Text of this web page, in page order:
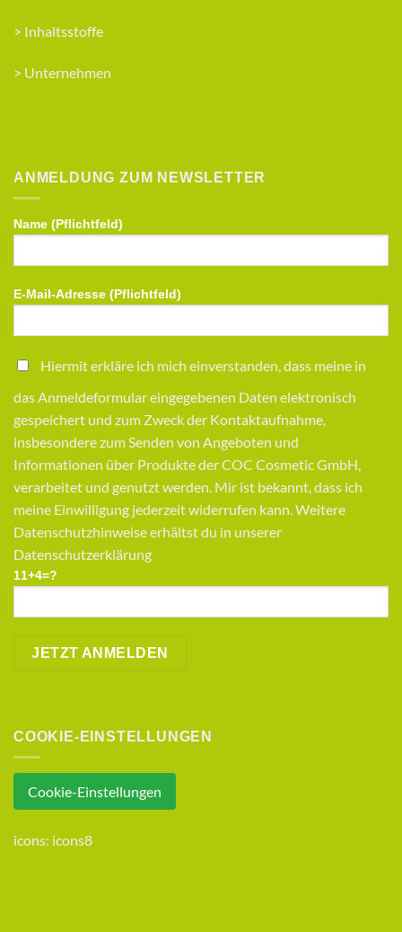
> Inhaltsstoffe
> Unternehmen
ANMELDUNG ZUM NEWSLETTER
Name (Pflichtfeld)
E-Mail-Adresse (Pflichtfeld)
Hiermit erkläre ich mich einverstanden, dass meine in
das Anmeldeformular eingegebenen Daten elektronisch
gespeichert und zum Zweck der Kontaktaufnahme,
insbesondere zum Senden von Angeboten und
Informationen über Produkte der COC Cosmetic GmbH,
verarbeitet und genutzt werden. Mir ist bekannt, dass ich
meine Einwilligung jederzeit widerrufen kann. Weitere
Datenschutzhinweise erhältst du in unserer
Datenschutzerklärung
11+4=?
COOKIE-EINSTELLUNGEN
Cookie-Einstellungen
icons: icons8